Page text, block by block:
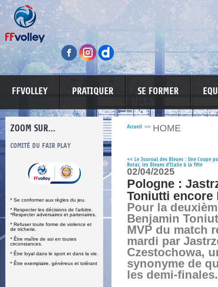
FFVOLLEY PRATIQUER SE FORMER
ZOOM SUR...
COMITÉ DU FAIR PLAY
* Se conformer aux règles du jeu.
* Respecter les décisions de l’arbitre.
*Respecter adversaires et partenaires.
* Refuser toute forme de violence et
de tricherie.
* Être maître de soi en toutes
circonstances.
* Être loyal dans le sport et dans la vie.
* Être exemplaire, généreux et tolérant
LUTTE CONTRE LES VIOLENCES
Accueil >> HOME
<< Le Journal des Bleues : Une Coupe
Rotar, les Bleues d'Italie à la fête
02/04/2025
Pologne :
Toniutti encore
Pour la
Benjamin
MVP du match
mardi par
Czestochowa,
synonyme de
les demi-finales.